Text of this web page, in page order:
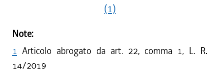
(1)
Note:
1 Articolo abrogato da art. 22, comma 1, L. R.
14/2019